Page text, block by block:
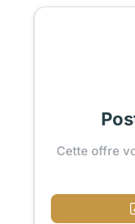
Cette offre